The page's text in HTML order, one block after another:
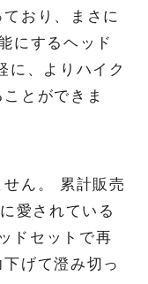
おり、まさに
にするヘッド
に、よりハイク
とができま
ん。 累計販売
愛されている
ドセットで再
げて澄み切っ